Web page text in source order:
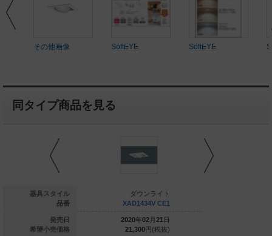
その他画像 SoftEYE SoftEYE
同タイプ商品を見る
器具スタイル
品番
発売日
希望小売価格
ダウンライト
円(税抜)
ダウンライト
XAD1434V CE1
2020年02 月 21 日
21,300円(税抜)